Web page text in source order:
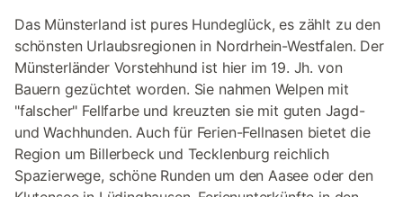
Das Münsterland ist pures Hundeglück, es zählt zu den
schönsten Urlaubsregionen in Nordrhein-Westfalen. Der
Münsterländer Vorstehhund ist hier im 19. Jh. von
Bauern gezüchtet worden. Sie nahmen Welpen mit
"falscher" Fellfarbe und kreuzten sie mit guten Jagd-
und Wachhunden. Auch für Ferien-Fellnasen bietet die
Region um Billerbeck und Tecklenburg reichlich
Spazierwege, schöne Runden um den Aasee oder den